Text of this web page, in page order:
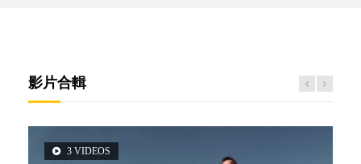
影片合輯
3 VIDEOS
2 VIDEOS
5 VIDEOS
6 VIDEOS
6 VIDEOS